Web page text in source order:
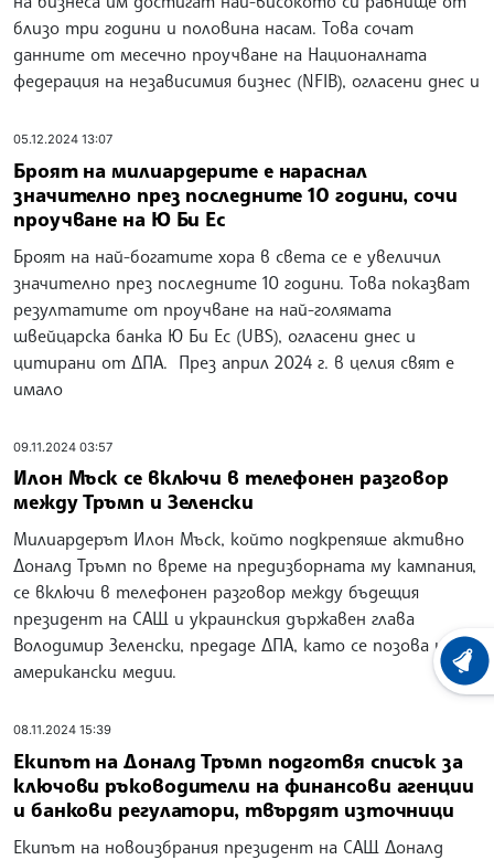
близо три години и половина насам. Това сочат
данните от месечно проучване на Националната
федерация на независимия бизнес (NFIB), огласени днес и
05.12.2024 13:07
Броят на милиардерите е нараснал
значително през последните 10 години, сочи
проучване на Ю Би Ес
Броят на най-богатите хора в света се е увеличил
значително през последните 10 години. Това показват
резултатите от проучване на най-голямата
швейцарска банка Ю Би Ес (UBS), огласени днес и
цитирани от ДПА. През април 2024 г. в целия свят е
имало
09.11.2024 03:57
Илон Мъск се включи в телефонен разговор
между Тръмп и Зеленски
Милиардерът Илон Мъск, който подкрепяше активно
Доналд Тръмп по време на предизборната му кампания,
се включи в телефонен разговор между бъдещия
президент на САЩ и украинския държавен глава
Володимир Зеленски, предаде ДПА, като се позова на
американски медии.
08.11.2024 15:39
Екипът на Доналд Тръмп подготвя списък за
ключови ръководители на финансови агенции
и банкови регулатори, твърдят източници
Екипът на новоизбрания президент на САЩ Доналд